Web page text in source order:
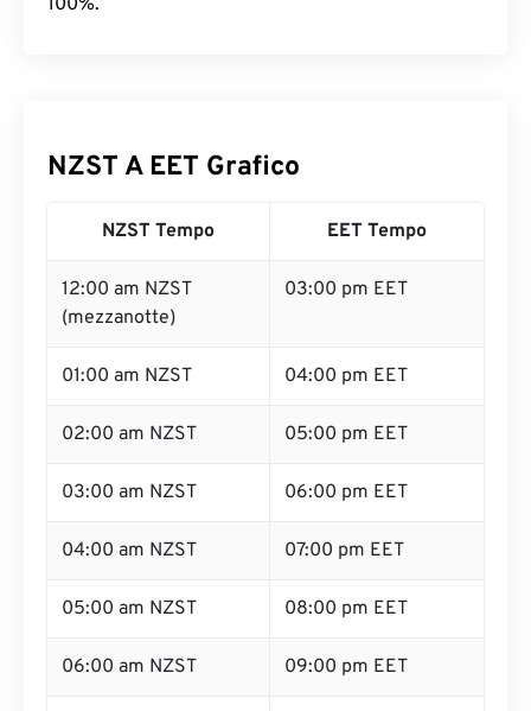
100%.
NZST A EET Grafico
NZST Tempo EET Tempo
12:00 am NZST
(mezzanotte)
03:00 pm EET
01:00 am NZST 04:00 pm EET
02:00 am NZST 05:00 pm EET
03:00 am NZST 06:00 pm EET
04:00 am NZST 07:00 pm EET
05:00 am NZST 08:00 pm EET
06:00 am NZST 09:00 pm EET